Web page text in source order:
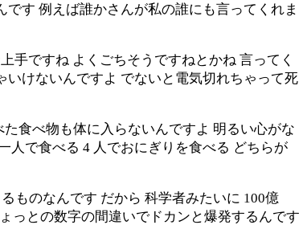
す 例えば誰かさんが私の誰にも言ってくれま
手ですね よくごちそうですねとかね 言ってく
けないんですよ でないと電気切れちゃって死
食べ物も体に入らないんですよ 明るい心がな
人で食べる 4 人でおにぎりを食べる どちらが
ものなんです だから 科学者みたいに 100億
っとの数字の間違いでドカンと爆発するんです